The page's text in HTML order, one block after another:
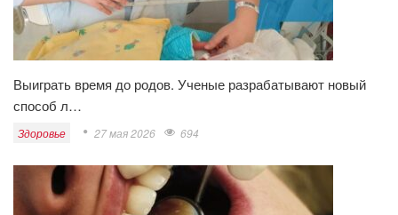
Выиграть время до родов. Ученые разрабатывают новый
способ л…
Здоровье 27 мая 2026 694